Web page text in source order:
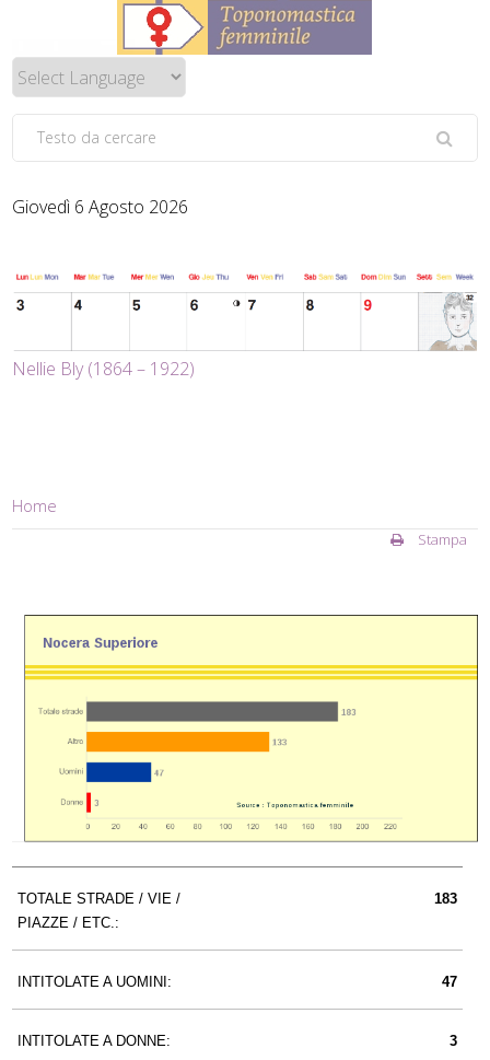
Giovedì 6 Agosto 2026
Nellie Bly (1864 – 1922)
Home
Stampa
TOTALE STRADE / VIE /
PIAZZE / ETC.:
183
INTITOLATE A UOMINI: 47
INTITOLATE A DONNE: 3